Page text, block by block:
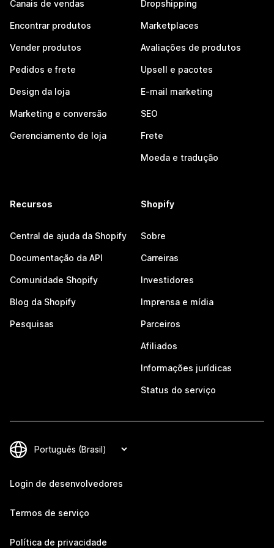
Canais de vendas
Encontrar produtos
Vender produtos
Pedidos e frete
Design da loja
Marketing e conversão
Gerenciamento de loja
Dropshipping
Marketplaces
Avaliações de produtos
Upsell e pacotes
E-mail marketing
SEO
Frete
Moeda e tradução
Recursos
Central de ajuda da Shopify
Documentação da API
Comunidade Shopify
Blog da Shopify
Pesquisas
Shopify
Sobre
Carreiras
Investidores
Imprensa e mídia
Parceiros
Afiliados
Informações jurídicas
Status do serviço
Login de desenvolvedores
Termos de serviço
Política de privacidade